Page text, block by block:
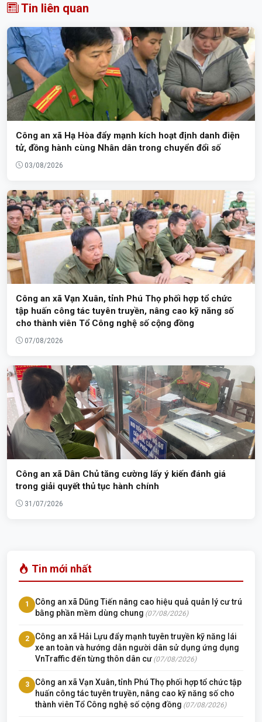
Tin liên quan
Công an xã Hạ Hòa đẩy mạnh kích hoạt định danh điện
tử, đồng hành cùng Nhân dân trong chuyển đổi số
03/08/2026
Công an xã Vạn Xuân, tỉnh Phú Thọ phối hợp tổ chức
tập huấn công tác tuyên truyền, nâng cao kỹ năng số
cho thành viên Tổ Công nghệ số cộng đồng
07/08/2026
Công an xã Dân Chủ tăng cường lấy ý kiến đánh giá
trong giải quyết thủ tục hành chính
31/07/2026
Tin mới nhất
1
Công an xã Dũng Tiến nâng cao hiệu quả quản lý cư trú
bằng phần mềm dùng chung (07/08/2026)
2
Công an xã Hải Lựu đẩy mạnh tuyên truyền kỹ năng lái
xe an toàn và hướng dẫn người dân sử dụng ứng dụng
VnTraffic đến từng thôn dân cư (07/08/2026)
3
Công an xã Vạn Xuân, tỉnh Phú Thọ phối hợp tổ chức tập
huấn công tác tuyên truyền, nâng cao kỹ năng số cho
thành viên Tổ Công nghệ số cộng đồng (07/08/2026)